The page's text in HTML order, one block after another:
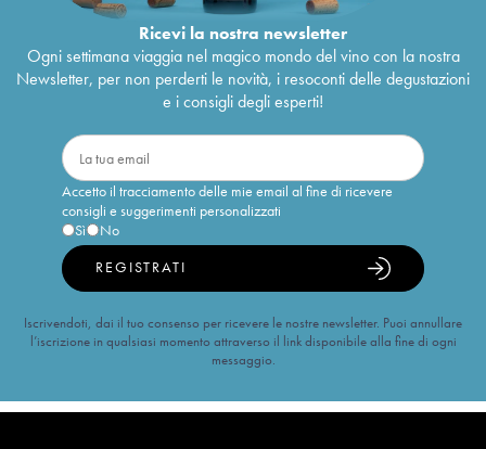
Ricevi la nostra newsletter
Ogni settimana viaggia nel magico mondo del vino con la nostra
Newsletter, per non perderti le novità, i resoconti delle degustazioni
e i consigli degli esperti!
Accetto il tracciamento delle mie email al fine di ricevere
consigli e suggerimenti personalizzati
Sì
No
REGISTRATI
Iscrivendoti, dai il tuo consenso per ricevere le nostre newsletter. Puoi annullare
l’iscrizione in qualsiasi momento attraverso il link disponibile alla fine di ogni
messaggio.